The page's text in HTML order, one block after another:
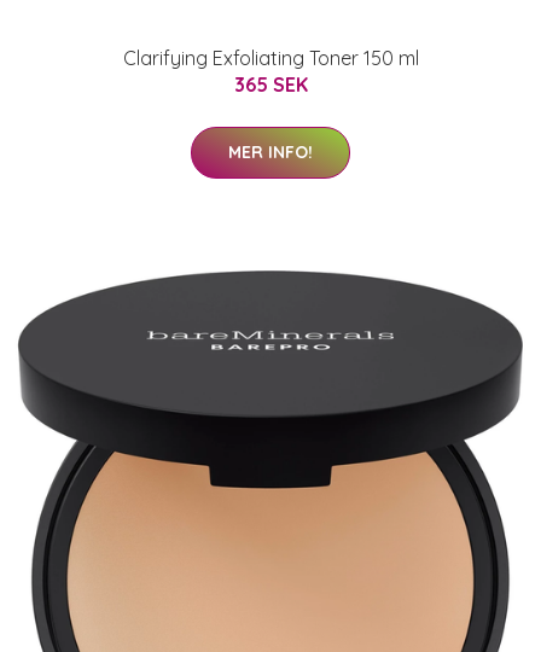
Clarifying Exfoliating Toner 150 ml
365 SEK
MER INFO!